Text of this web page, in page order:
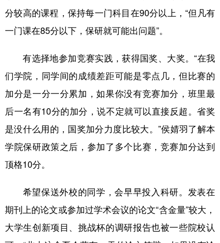
分较高的课程，保持每一门科目在90分以上，“但凡有
一门课在85分以下，保研就可能出问题”。
有选择地参加竞赛实践，获得国奖、大奖。“在我
们学院，同学间的成绩差距可能是零点几，但比赛的
加分是一分一分累加，如果你没有竞赛加分，班里最
后一名有10分的加分，说不定就可以直接反超。省奖
是没什么用的，国奖加分力度比较大。”侯婧羽了解本
学院保研政策之后，参加了多个比赛，竞赛加分达到
顶格10分。
希望保送外校的同学，会早早投入科研。发表在
期刊上的论文或参加过学术会议的论文“含金量”较大，
大学生创新项目、挑战杯的调研报告也被一些院校认